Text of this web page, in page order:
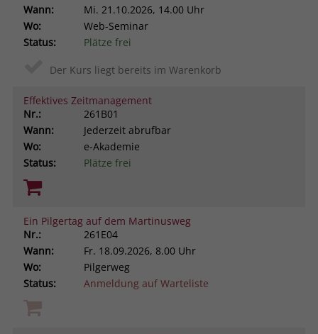
Wann: Mi. 21.10.2026, 14.00 Uhr
Wo:
Web-Seminar
Status:
Plätze frei
Der Kurs liegt bereits im Warenkorb
Effektives Zeitmanagement
Nr.:
261B01
Wann:
Jederzeit abrufbar
Wo:
e-Akademie
Status:
Plätze frei
Ein Pilgertag auf dem Martinusweg
Nr.:
261E04
Wann:
Fr. 18.09.2026, 8.00 Uhr
Wo:
Pilgerweg
Status:
Anmeldung auf Warteliste